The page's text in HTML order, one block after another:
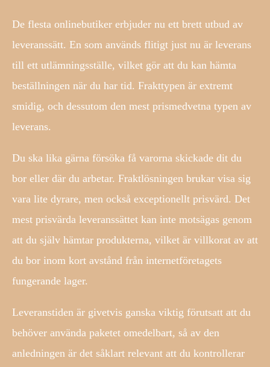
De flesta onlinebutiker erbjuder nu ett brett utbud av
leveranssätt. En som används flitigt just nu är leverans
till ett utlämningsställe, vilket gör att du kan hämta
beställningen när du har tid. Frakttypen är extremt
smidig, och dessutom den mest prismedvetna typen av
leverans.
Du ska lika gärna försöka få varorna skickade dit du
bor eller där du arbetar. Fraktlösningen brukar visa sig
vara lite dyrare, men också exceptionellt prisvärd. Det
mest prisvärda leveranssättet kan inte motsägas genom
att du själv hämtar produkterna, vilket är villkorat av att
du bor inom kort avstånd från internetföretagets
fungerande lager.
Leveranstiden är givetvis ganska viktig förutsatt att du
behöver använda paketet omedelbart, så av den
anledningen är det såklart relevant att du kontrollerar